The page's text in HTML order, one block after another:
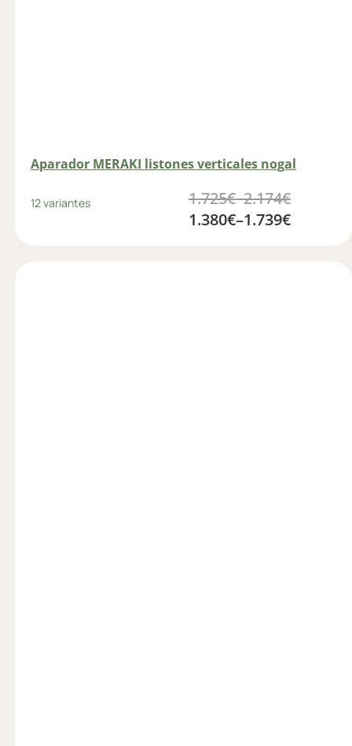
Aparador MERAKI listones verticales nogal
12 variantes 1.725€–2.174€
1.380€–1.739€